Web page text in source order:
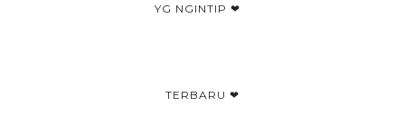
YG NGINTIP ❤
TERBARU ❤